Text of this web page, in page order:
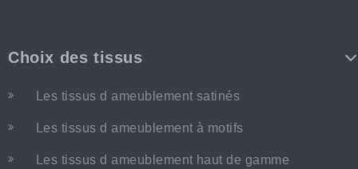
Choix des tissus
Les tissus d ameublement satinés
Les tissus d ameublement à motifs
Les tissus d ameublement haut de gamme